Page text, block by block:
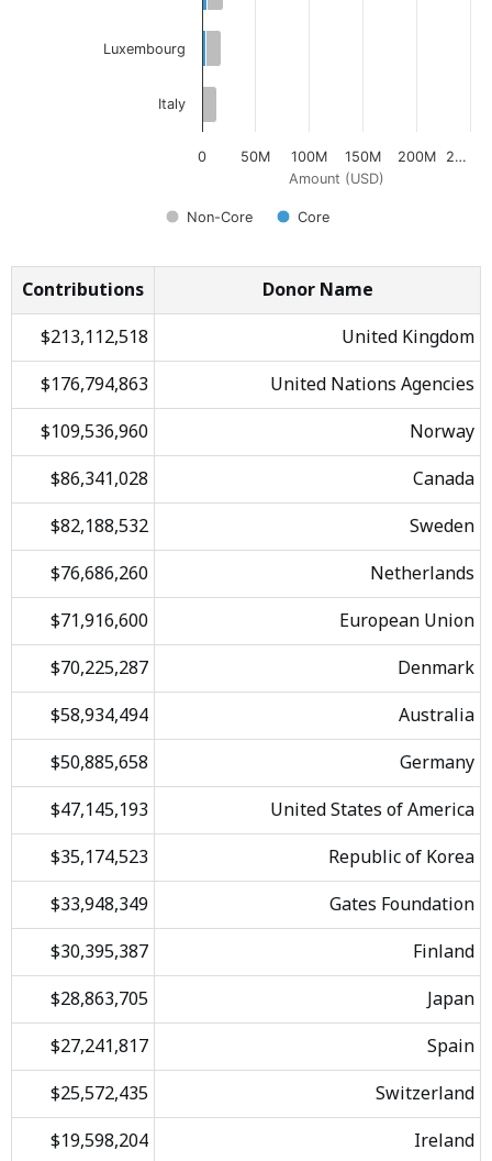
Donor Name
Contributions
United Kingdom
$213,112,518
United Nations Agencies
$176,794,863
Norway
$109,536,960
Canada
$86,341,028
Sweden
$82,188,532
Netherlands
$76,686,260
European Union
$71,916,600
Denmark
$70,225,287
Australia
$58,934,494
Germany
$50,885,658
United States of America
$47,145,193
Republic of Korea
$35,174,523
Gates Foundation
$33,948,349
Finland
$30,395,387
Japan
$28,863,705
Spain
$27,241,817
Switzerland
$25,572,435
Ireland
$19,598,204
Amount (USD)
Non-Core Core
0 50M 100M 150M 200M 2…
Luxembourg
Italy